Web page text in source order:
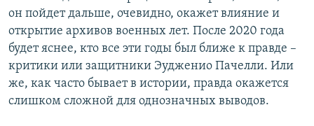
он пойдет дальше, очевидно, окажет влияние и
открытие архивов военных лет. После 2020 года
будет яснее, кто все эти годы был ближе к правде –
критики или защитники Эудженио Пачелли. Или
же, как часто бывает в истории, правда окажется
слишком сложной для однозначных выводов.